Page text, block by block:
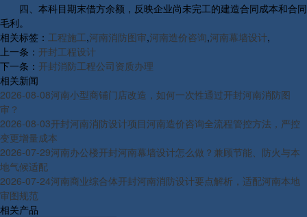
四、本科目期末借方余额，反映企业尚未完工的建造合同成本和合同
毛利。
相关标签： 工程施工,河南消防图审,河南造价咨询,河南幕墙设计,
上一条： 开封工程设计
下一条： 开封消防工程公司资质办理
相关新闻
2026-08-08河南小型商铺门店改造，如何一次性通过开封河南消防图
审？
2026-08-03开封河南消防设计项目河南造价咨询全流程管控方法，严控
变更增量成本
2026-07-29河南办公楼开封河南幕墙设计怎么做？兼顾节能、防火与本
地气候适配
2026-07-24河南商业综合体开封河南消防设计要点解析，适配河南本地
审图规范
相关产品